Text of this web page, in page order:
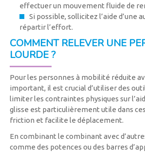
effectuer un mouvement fluide de
Si possible, sollicitez l’aide d’une
répartir l’effort.
COMMENT RELEVER UNE
LOURDE ?
Pour les personnes à mobilité réduite
important, il est crucial d’utiliser des
limiter les contraintes physiques sur
glisse est particulièrement utile dans
friction et facilite le déplacement.
En combinant le combinant avec
comme des potences ou des barres